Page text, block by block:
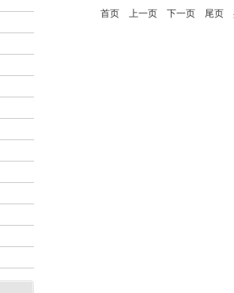
首页
上一页 下一页 尾页